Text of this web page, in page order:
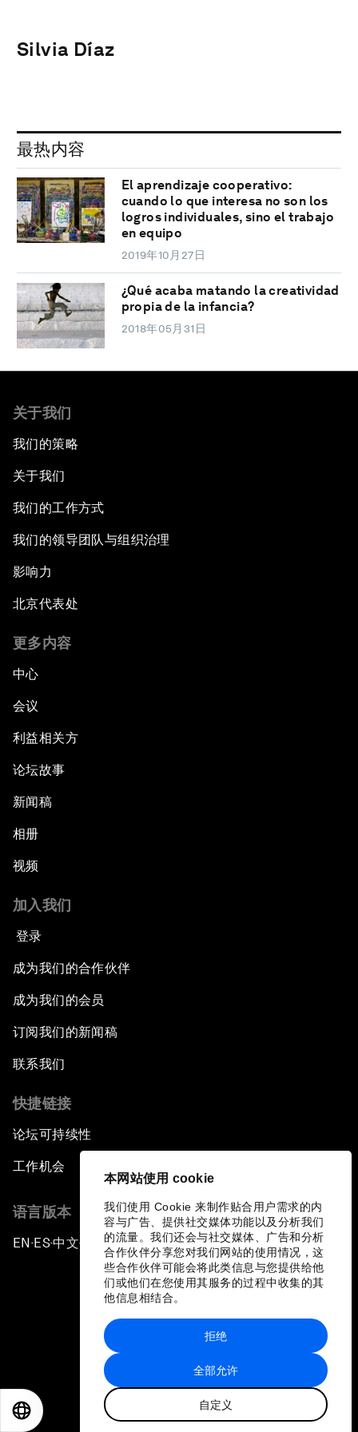
本网站使用 cookie
我们使用 Cookie 来制作贴合用户需求的内
容与广告、提供社交媒体功能以及分析我们
的流量。我们还会与社交媒体、广告和分析
合作伙伴分享您对我们网站的使用情况，这
些合作伙伴可能会将此类信息与您提供给他
们或他们在您使用其服务的过程中收集的其
他信息相结合。
全部允许
自定义
拒绝
Silvia Díaz
最热内容
El aprendizaje cooperativo:
cuando lo que interesa no son los
logros individuales, sino el trabajo
en equipo
2019年10月27日
¿Qué acaba matando la creatividad
propia de la infancia?
2018年05月31日
关于我们
我们的策略
关于我们
我们的工作方式
我们的领导团队与组织治理
影响力
北京代表处
更多内容
中心
会议
利益相关方
论坛故事
新闻稿
相册
视频
加入我们
登录
成为我们的合作伙伴
成为我们的会员
订阅我们的新闻稿
联系我们
快捷链接
论坛可持续性
工作机会
语言版本
EN ▪ES▪中文▪ 日本語
站点地图
世界经济论坛